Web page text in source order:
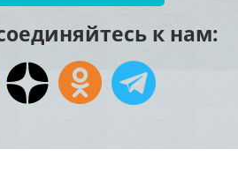
к нам: